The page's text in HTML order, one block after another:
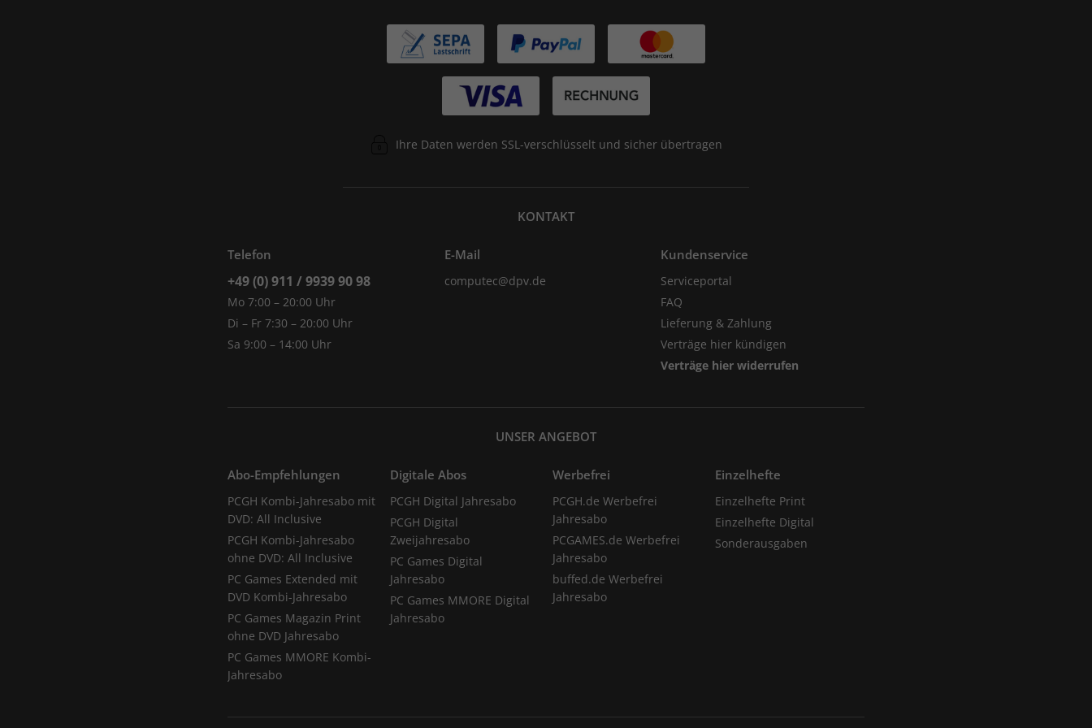
Ihre Daten werden SSL-verschlüsselt und sicher übertragen
KONTAKT
Telefon
+49 (0) 911 / 9939 90 98
Mo 7:00 – 20:00 Uhr
Di – Fr 7:30 – 20:00 Uhr
Sa 9:00 – 14:00 Uhr
E-Mail
computec@dpv.de
Kundenservice
Serviceportal
FAQ
Lieferung & Zahlung
Verträge hier kündigen
Verträge hier widerrufen
UNSER ANGEBOT
Abo-Empfehlungen
PCGH Kombi-Jahresabo mit
DVD: All Inclusive
PCGH Kombi-Jahresabo
ohne DVD: All Inclusive
PC Games Extended mit
DVD Kombi-Jahresabo
PC Games Magazin Print
ohne DVD Jahresabo
PC Games MMORE Kombi-
Jahresabo
Digitale Abos
PCGH Digital Jahresabo
PCGH Digital
Zweijahresabo
PC Games Digital
Jahresabo
PC Games MMORE Digital
Jahresabo
Werbefrei
PCGH.de Werbefrei
Jahresabo
PCGAMES.de Werbefrei
Jahresabo
buffed.de Werbefrei
Jahresabo
Einzelhefte
Einzelhefte Print
Einzelhefte Digital
Sonderausgaben